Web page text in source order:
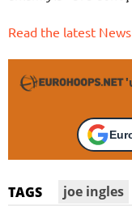
Read the latest News
TAGS joe ingles